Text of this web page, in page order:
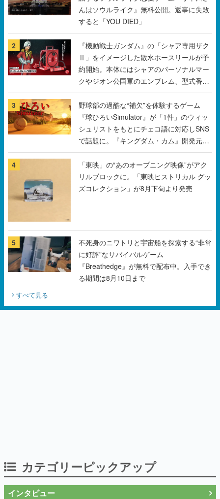
2
『機動戦士ガンダム』の「シャア専用ザク
Ⅱ」をイメージした散水ホースリールが予
約開始。本体にはシャアのパーソナルマー
クやジオン公国軍のエンブレム、型式番号
などを配置
3
野球部の過酷な“補欠”を体験するゲーム
『球ひろいSimulator』が「1件」のウィッ
シュリストをもとにチェコ語に対応しSNS
で話題に。『キングダム・カム』開発元や
チェコのプロ野球選手から称賛の声
4
「東映」の“あのオープニング映像”がアク
リルブロックに。「東映ヒストリカル グッ
ズコレクション」が8月下旬より発売
『Breathedge』が無料で配布中。入手でき
る期間は8月10日まで
すべて見る
「現実より意味のある仮想世界を作る」
──『EVE Online』の生みの親が18年掲げ